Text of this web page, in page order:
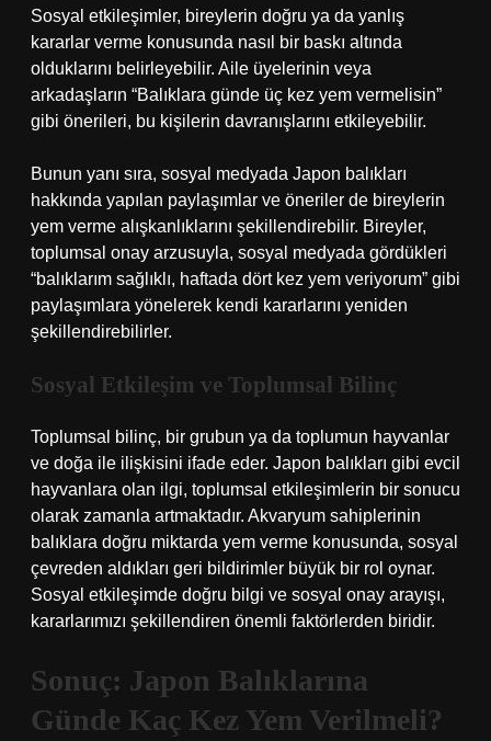
Sosyal etkileşimler, bireylerin doğru ya da yanlış
kararlar verme konusunda nasıl bir baskı altında
olduklarını belirleyebilir. Aile üyelerinin veya
arkadaşların “Balıklara günde üç kez yem vermelisin”
gibi önerileri, bu kişilerin davranışlarını etkileyebilir.
Bunun yanı sıra, sosyal medyada Japon balıkları
hakkında yapılan paylaşımlar ve öneriler de bireylerin
yem verme alışkanlıklarını şekillendirebilir. Bireyler,
toplumsal onay arzusuyla, sosyal medyada gördükleri
“balıklarım sağlıklı, haftada dört kez yem veriyorum” gibi
paylaşımlara yönelerek kendi kararlarını yeniden
şekillendirebilirler.
Sosyal Etkileşim ve Toplumsal Bilinç
Toplumsal bilinç, bir grubun ya da toplumun hayvanlar
ve doğa ile ilişkisini ifade eder. Japon balıkları gibi evcil
hayvanlara olan ilgi, toplumsal etkileşimlerin bir sonucu
olarak zamanla artmaktadır. Akvaryum sahiplerinin
balıklara doğru miktarda yem verme konusunda, sosyal
çevreden aldıkları geri bildirimler büyük bir rol oynar.
Sosyal etkileşimde doğru bilgi ve sosyal onay arayışı,
kararlarımızı şekillendiren önemli faktörlerden biridir.
Sonuç: Japon Balıklarına
Günde Kaç Kez Yem Verilmeli?